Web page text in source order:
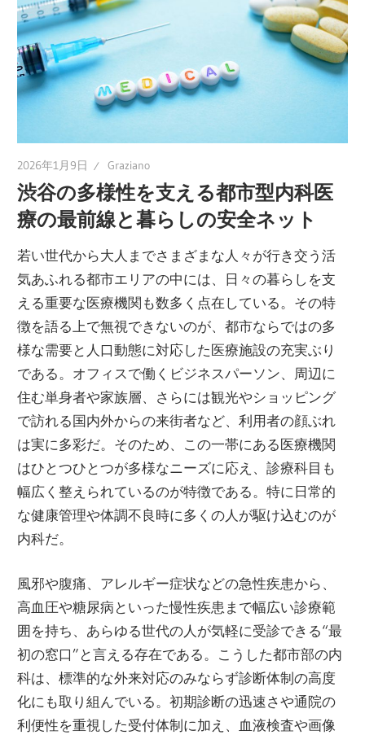
な
た
の
健
康
持
を
一
緒
考
え
ま
す。
2026年1月9日 Graziano
渋谷の多様性を支える都市型内科医
療の最前線と暮らしの安全ネット
若い世代から大人までさまざまな人々が行き交う活
気あふれる都市エリアの中には、日々の暮らしを支
える重要な医療機関も数多く点在している。 その特
徴を語る上で無視できないのが、都市ならではの多
様な需要と人口動態に対応した医療施設の充実ぶり
である。オフィスで働くビジネスパーソン、周辺に
住む単身者や家族層、さらには観光やショッピング
で訪れる国内外からの来街者など、利用者の顔ぶれ
は実に多彩だ。そのため、この一帯にある医療機関
はひとつひとつが多様なニーズに応え、診療科目も
幅広く整えられているのが特徴である。特に日常的
な健康管理や体調不良時に多くの人が駆け込むのが
内科だ。
風邪や腹痛、アレルギー症状などの急性疾患から、
高血圧や糖尿病といった慢性疾患まで幅広い診療範
囲を持ち、あらゆる世代の人が気軽に受診できる“最
初の窓口”と言える存在である。こうした都市部の内
科は、標準的な外来対応のみならず診断体制の高度
化にも取り組んでいる。初期診断の迅速さや通院の
利便性を重視した受付体制に加え、血液検査や画像